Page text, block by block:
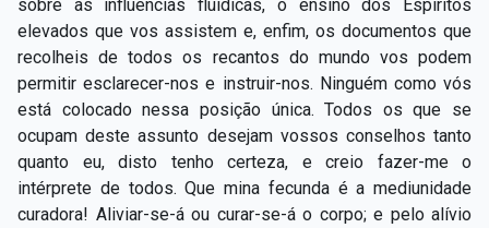
sobre as influências fluídicas, o ensino dos Espíritos
elevados que vos assistem e, enfim, os documentos que
recolheis de todos os recantos do mundo vos podem
permitir esclarecer-nos e instruir-nos. Ninguém como vós
está colocado nessa posição única. Todos os que se
ocupam deste assunto desejam vossos conselhos tanto
quanto eu, disto tenho certeza, e creio fazer-me o
intérprete de todos. Que mina fecunda é a mediunidade
curadora! Aliviar-se-á ou curar-se-á o corpo; e pelo alívio